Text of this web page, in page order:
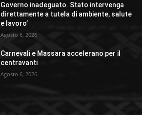
Governo inadeguato. Stato intervenga
direttamente a tutela di ambiente, salute
e lavoro’
Agosto 6, 2026
Carnevali e Massara accelerano per il
centravanti
Agosto 6, 2026